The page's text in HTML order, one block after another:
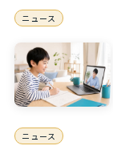
ニュース
ニュース